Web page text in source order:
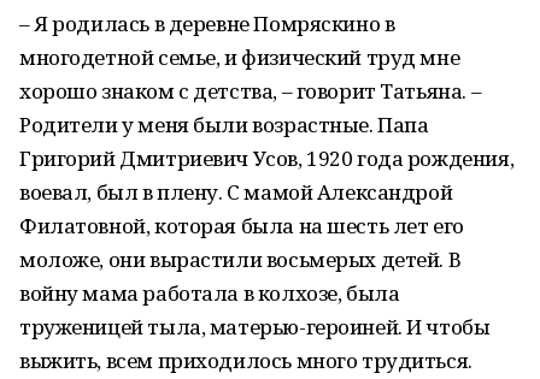
– Я родилась в деревне Помряскино в
многодетной семье, и физический труд мне
хорошо знаком с детства, – говорит Татьяна. –
Родители у меня были возрастные. Папа
Григорий Дмитриевич Усов, 1920 года рождения,
воевал, был в плену. С мамой Александрой
Филатовной, которая была на шесть лет его
моложе, они вырастили восьмерых детей. В
войну мама работала в колхозе, была
труженицей тыла, матерью-героиней. И чтобы
выжить, всем приходилось много трудиться.